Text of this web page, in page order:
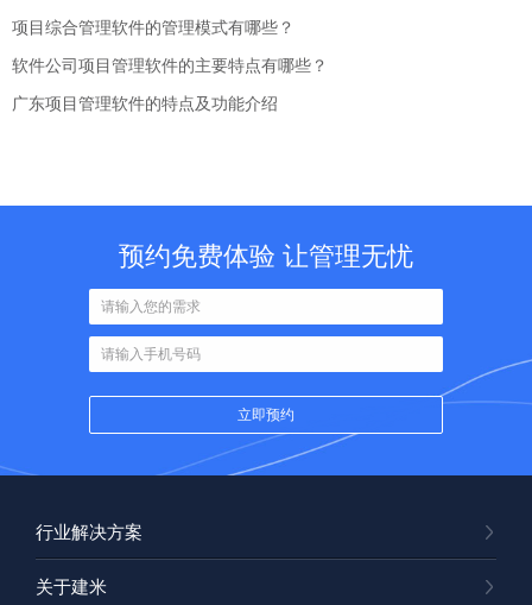
项目综合管理软件的管理模式有哪些？
软件公司项目管理软件的主要特点有哪些？
广东项目管理软件的特点及功能介绍
预约免费体验 让管理无忧
行业解决方案
关于建米